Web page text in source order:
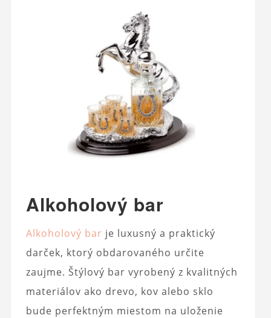
Alkoholový bar
Alkoholový bar je luxusný a praktický
darček, ktorý obdarovaného určite
zaujme. Štýlový bar vyrobený z kvalitných
materiálov ako drevo, kov alebo sklo
bude perfektným miestom na uloženie